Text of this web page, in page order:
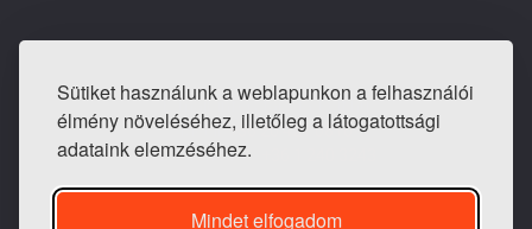
Sütiket használunk a weblapunkon a felhasználói
élmény növeléséhez, illetőleg a látogatottsági
adataink elemzéséhez.
Mindet elfogadom
E-mail: info@tapeta-bolt.hu
Mobil:+36 20 421 0810
Telefon / fax: